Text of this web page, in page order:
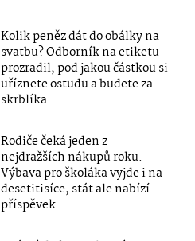
Kolik peněz dát do obálky na
svatbu? Odborník na etiketu
prozradil, pod jakou částkou si
uříznete ostudu a budete za
skrblíka
Rodiče čeká jeden z
nejdražších nákupů roku.
Výbava pro školáka vyjde i na
desetitisíce, stát ale nabízí
příspěvek